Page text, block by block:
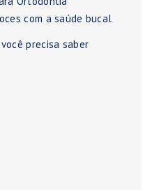
com a saúde bucal
precisa saber